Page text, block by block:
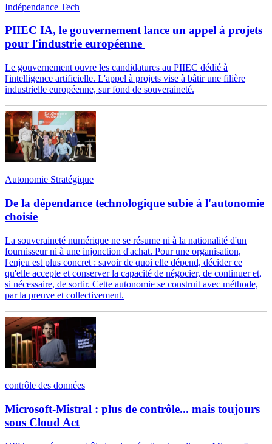
Indépendance Tech
PIIEC IA, le gouvernement lance un appel à projets
pour l'industrie européenne
Le gouvernement ouvre les candidatures au PIIEC dédié à
l'intelligence artificielle. L'appel à projets vise à bâtir une filière
industrielle européenne, sur fond de souveraineté.
Autonomie Stratégique
De la dépendance technologique subie à l'autonomie
choisie
La souveraineté numérique ne se résume ni à la nationalité d'un
fournisseur ni à une injonction d'achat. Pour une organisation,
l'enjeu est plus concret : savoir de quoi elle dépend, décider ce
qu'elle accepte et conserver la capacité de négocier, de continuer et,
si nécessaire, de sortir. Cette autonomie se construit avec méthode,
par la preuve et collectivement.
contrôle des données
Microsoft-Mistral : plus de contrôle... mais toujours
sous Cloud Act